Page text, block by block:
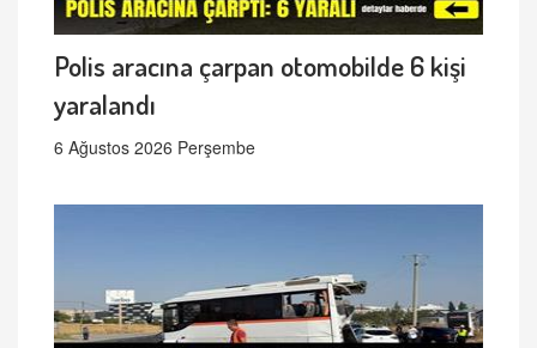
Polis aracına çarpan otomobilde 6 kişi
yaralandı
6 Ağustos 2026 Perşembe